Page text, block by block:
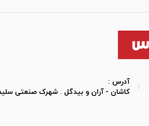
آدرس :
کاشان - آران و بیدگل . شهرک صنعتی سلیمان